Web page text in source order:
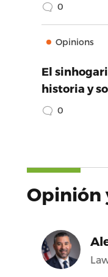
0
Opinions
El
historia y
0
Opinión